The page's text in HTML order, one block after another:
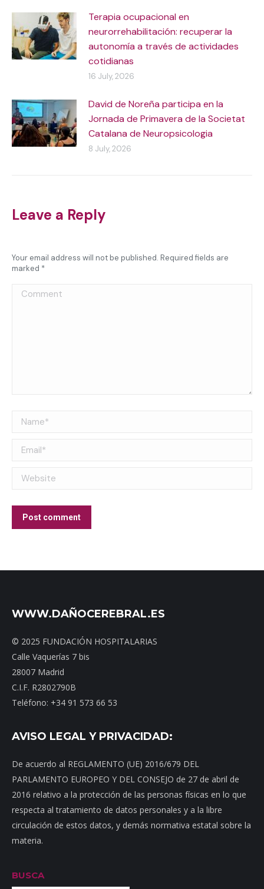
Terapia ocupacional en
neurorrehabilitación: recuperar la
autonomía a través de actividades
cotidianas
16 July, 2026
David de Noreña participa en la
Jornada de Primavera de la Societat
Catalana de Neuropsicologia
8 July, 2026
Leave a Reply
Your email address will not be published. Required fields are
marked *
Comment
Name *
Email *
Website
Post comment
WWW.DAÑOCEREBRAL.ES
© 2025 FUNDACIÓN HOSPITALARIAS
Calle Vaquerías 7 bis
28007 Madrid
C.I.F. R2802790B
Teléfono: +34 91 573 66 53
AVISO LEGAL Y PRIVACIDAD:
De acuerdo al REGLAMENTO (UE) 2016/679 DEL
PARLAMENTO EUROPEO Y DEL CONSEJO de 27 de abril de
2016 relativo a la protección de las personas físicas en lo que
respecta al tratamiento de datos personales y a la libre
circulación de estos datos, y demás normativa estatal sobre la
materia.
BUSCA